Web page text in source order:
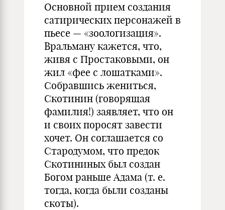
Основной прием создания
сатирических персонажей в
пьесе — «зоологизация».
Вральману кажется, что,
живя с Простаковыми, он
жил «фее с лошатками».
Собравшись жениться,
Скотинин (говорящая
фамилия!) заявляет, что он
и своих поросят завести
хочет. Он соглашается со
Стародумом, что предок
Скотининых был создан
Богом раньше Адама (т. е.
тогда, когда были созданы
скоты).